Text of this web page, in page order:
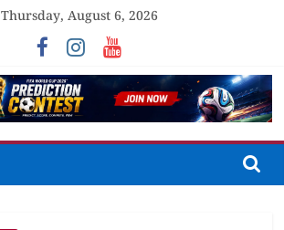
Thursday, August 6, 2026